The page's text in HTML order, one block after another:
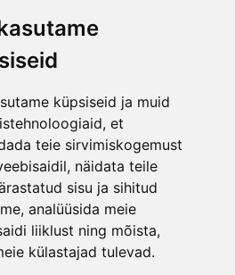
küpsiseid ja muid
et
teie sirvimiskogemust
näidata teile
sisu ja sihitud
analüüsida meie
liiklust ning mõista,
külastajad tulevad.
olulisust lapsest
mis oli väga väärtuslik."
EHISe ID: 8332 Helista
või kirjuta aadressil